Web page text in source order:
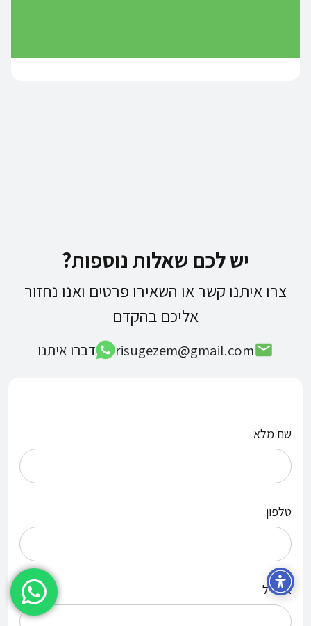
יש לכם שאלות נוספות?
צרו איתנו קשר או השאירו פרטים ואנו נחזור
אליכם בהקדם
risugezem@gmail.com דברו איתנו
שם מלא
טלפון
אימייל